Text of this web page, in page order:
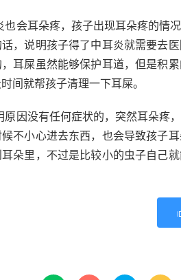
也会耳朵疼，孩子出现耳朵疼的情
，说明孩子得了中耳炎就需要去
耳屎虽然能够保护耳道，但是积
间就帮孩子清理一下耳屎。
原因没有任何症状的，突然耳朵疼
不小心进去东西，也会导致孩子
朵里，不过是比较小的虫子自己